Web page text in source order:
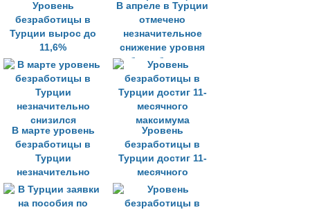
Уровень
безработицы в
Турции вырос до
11,6%
В апреле в Турции
отмечено
незначительное
снижение уровня
безработицы
В марте уровень
безработицы в
Турции
незначительно
снизился
Уровень
безработицы в
Турции достиг 11-
месячного
максимума